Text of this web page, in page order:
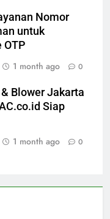
Nomor
untuk
OTP
1 month ago 0
Blower Jakarta
Siap
1 month ago 0